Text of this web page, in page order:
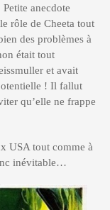
anecdote
rôle de Cheeta tout
des problèmes à
était tout
et avait
! Il fallut
qu’elle ne frappe
USA tout comme à
inévitable…